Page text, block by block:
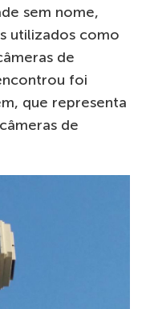
sem nome,
utilizados como
de
foi
que representa
de